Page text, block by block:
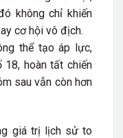
không chỉ khiến
cơ hội vô địch.
thể tạo áp lực,
18, hoàn tất chiến
sau vẫn còn hơn
giá trị lịch sử to